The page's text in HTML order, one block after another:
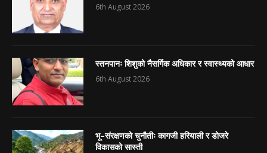
6th August 2026
स्तनपानः शिशुको नैसर्गिक अधिकार र स्वास्थ्यको आधार
6th August 2026
भू–संरक्षणको चुनौतीः कागजी हरियाली र डोजरे
विकासको सास्ती